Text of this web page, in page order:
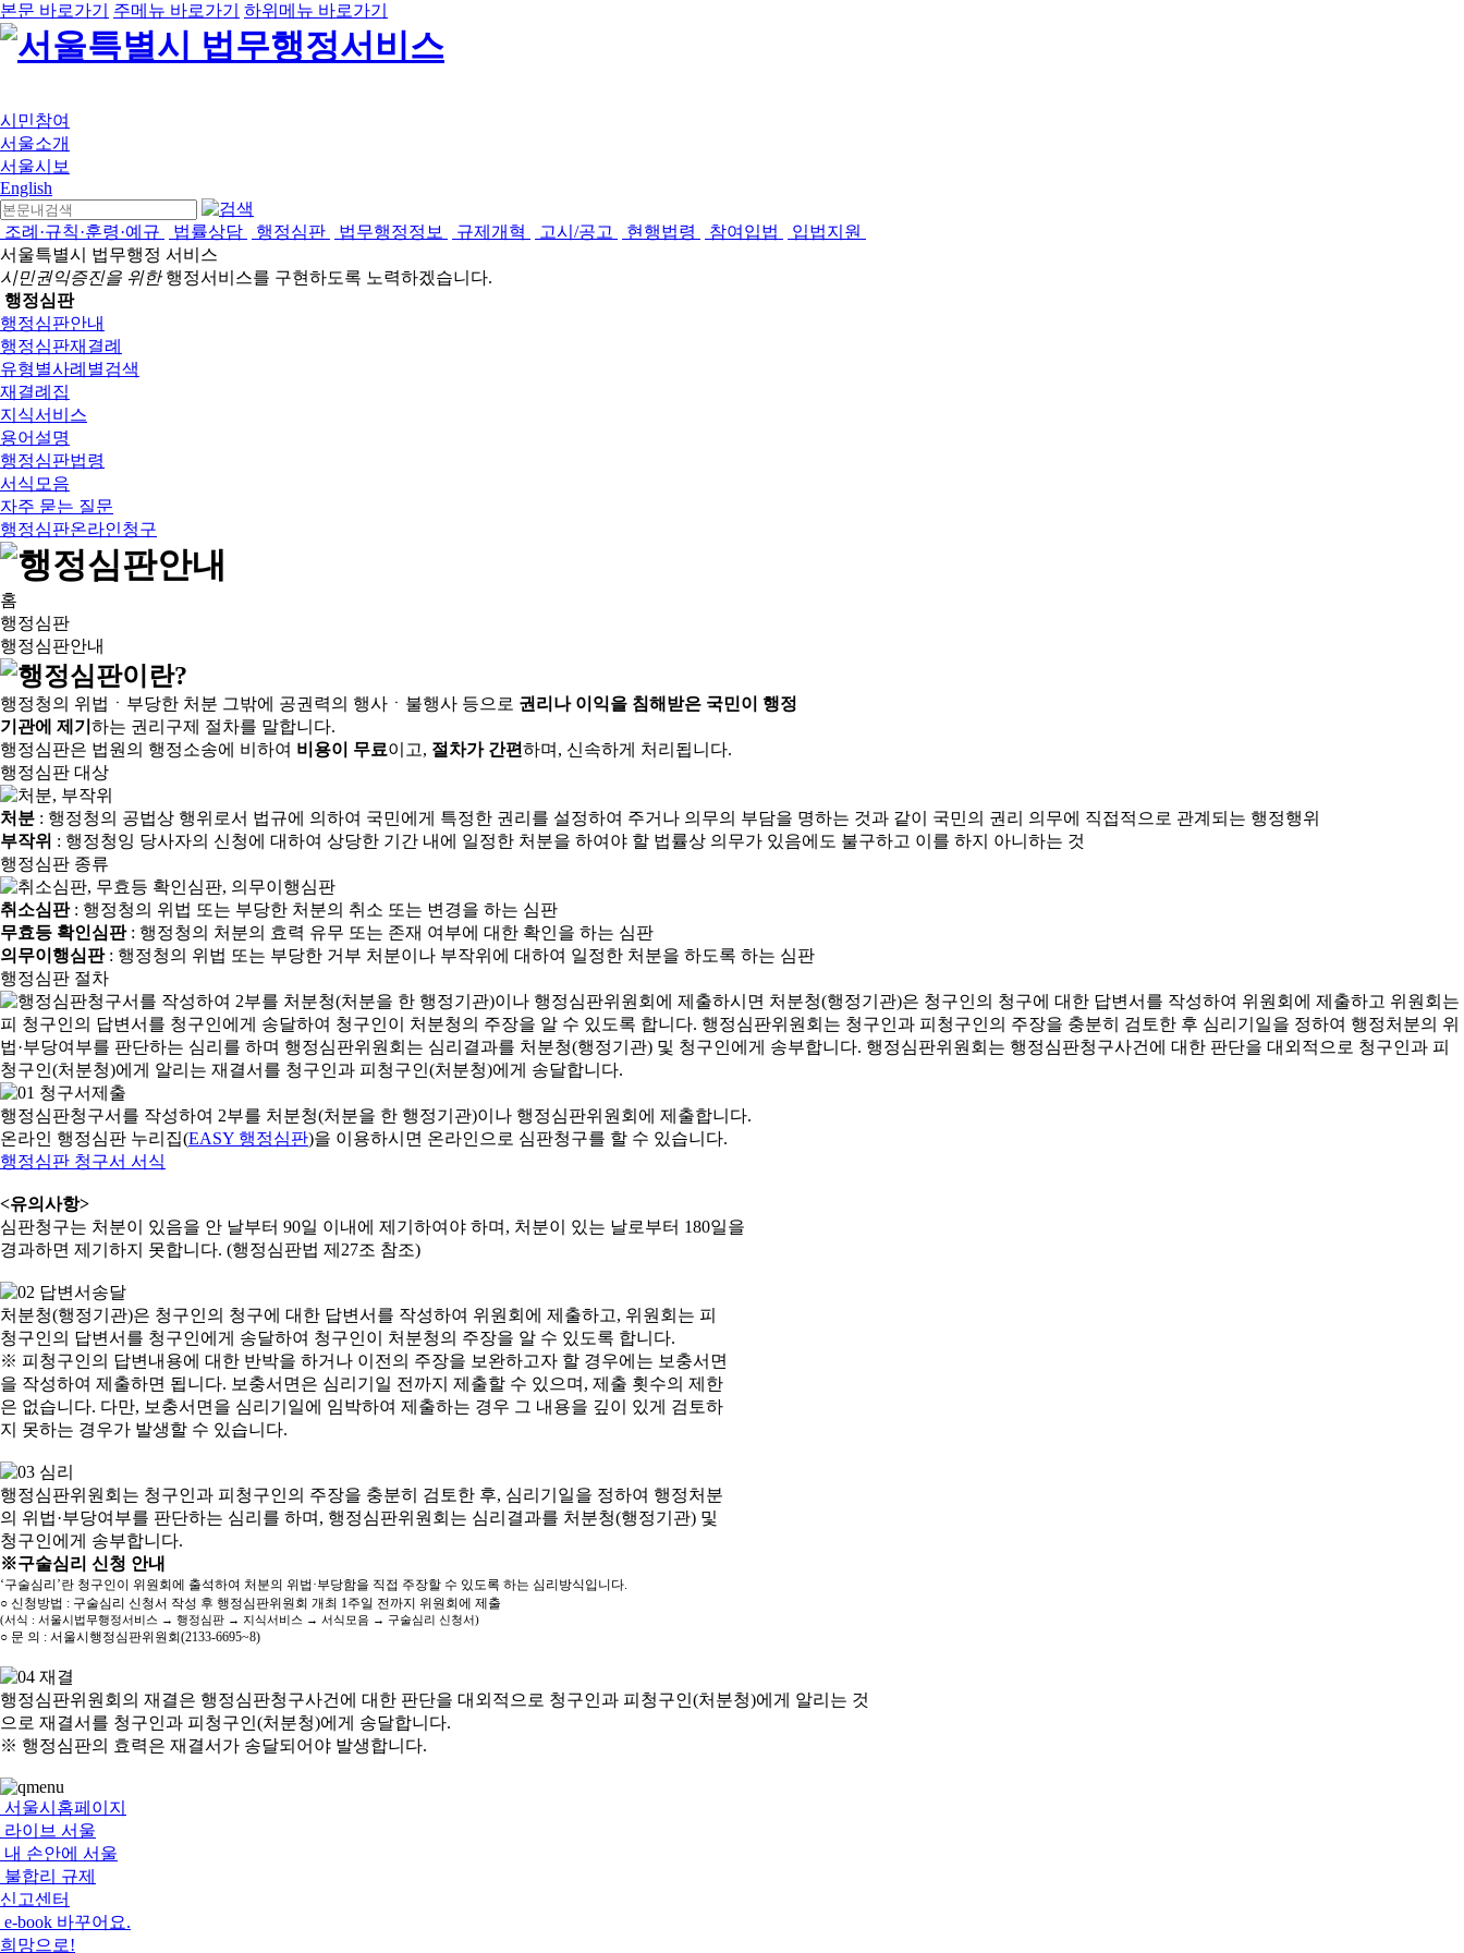
본문 바로가기 주메뉴 바로가기 하위메뉴 바로가기
시민참여
서울소개
서울시보
English
조례·규칙·훈령·예규 법률상담 행정심판 법무행정정보 규제개혁 고시/공고 현행법령 참여입법
입법지원
서울특별시 법무행정 서비스
시민권익증진을 위한행정서비스를 구현하도록 노력하겠습니다.
행정심판
행정심판안내
행정심판재결례
유형별사례별검색
재결례집
지식서비스
용어설명
행정심판법령
서식모음
자주 묻는 질문
행정심판온라인청구
홈
행정심판
행정심판안내
행정청의 위법ㆍ부당한 처분 그밖에 공권력의 행사ㆍ불행사 등으로 권리나 이익을 침해받은 국민이 행정
기관에 제기 하는 권리구제 절차를 말합니다.
행정심판은 법원의 행정소송에 비하여 비용이 무료이고, 절차가 간편하며, 신속하게 처리됩니다.
행정심판 대상
처분 : 행정청의 공법상 행위로서 법규에 의하여 국민에게 특정한 권리를 설정하여 주거나 의무의 부담을 명하는 것과 같이 국민의 권리 의무에 직접적으로 관계되는 행정행위
부작위 : 행정청잉 당사자의 신청에 대하여 상당한 기간 내에 일정한 처분을 하여야 할 법률상 의무가 있음에도 불구하고 이를 하지 아니하는 것
행정심판 종류
취소심판: 행정청의 위법 또는 부당한 처분의 취소 또는 변경을 하는 심판
무효등 확인심판: 행정청의 처분의 효력 유무 또는 존재 여부에 대한 확인을 하는 심판
의무이행심판: 행정청의 위법 또는 부당한 거부 처분이나 부작위에 대하여 일정한 처분을 하도록 하는 심판
행정심판 절차
행정심판청구서를 작성하여 2부를 처분청(처분을 한 행정기관)이나 행정심판위원회에 제출합니다.
온라인 행정심판 누리집(EASY 행정심판)을 이용하시면 온라인으로 심판청구를 할 수 있습니다.
행정심판 청구서 서식
<유의사항>
심판청구는 처분이 있음을 안 날부터 90일 이내에 제기하여야 하며, 처분이 있는 날로부터 180일을
경과하면 제기하지 못합니다. (행정심판법 제27조 참조)
처분청(행정기관)은 청구인의 청구에 대한 답변서를 작성하여 위원회에 제출하고, 위원회는 피
청구인의 답변서를 청구인에게 송달하여 청구인이 처분청의 주장을 알 수 있도록 합니다.
※ 피청구인의 답변내용에 대한 반박을 하거나 이전의 주장을 보완하고자 할 경우에는 보충서면
을 작성하여 제출하면 됩니다. 보충서면은 심리기일 전까지 제출할 수 있으며, 제출 횟수의 제한
은 없습니다. 다만, 보충서면을 심리기일에 임박하여 제출하는 경우 그 내용을 깊이 있게 검토하
지 못하는 경우가 발생할 수 있습니다.
행정심판위원회는 청구인과 피청구인의 주장을 충분히 검토한 후, 심리기일을 정하여 행정처분
의 위법·부당여부를 판단하는 심리를 하며, 행정심판위원회는 심리결과를 처분청(행정기관) 및
청구인에게 송부합니다.
※구술심리 신청 안내
‘구술심리’란 청구인이 위원회에 출석하여 처분의 위법·부당함을 직접 주장할 수 있도록 하는 심리방식입니다.
○ 신청방법 : 구술심리 신청서 작성 후 행정심판위원회 개최 1주일 전까지 위원회에 제출
(서식 : 서울시법무행정서비스 → 행정심판 → 지식서비스 → 서식모음 → 구술심리 신청서)
○ 문 의 : 서울시행정심판위원회(2133-6695~8)
행정심판위원회의 재결은 행정심판청구사건에 대한 판단을 대외적으로 청구인과 피청구인(처분청)에게 알리는 것
으로 재결서를 청구인과 피청구인(처분청)에게 송달합니다.
※ 행정심판의 효력은 재결서가 송달되어야 발생합니다.
서울시홈페이지
라이브 서울
내 손안에 서울
불합리 규제
신고센터
e-book 바꾸어요.
희망으로!